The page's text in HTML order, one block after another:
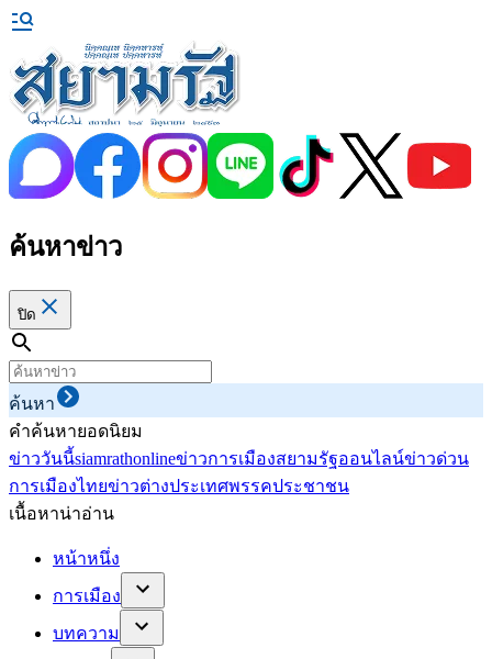
ค้นหาข่าว
ปิด
ค้นหา
คำค้นหายอดนิยม
ข่าววันนี้siamrathonlineข่าวการเมืองสยามรัฐออนไลน์ข่าวด่วน
การเมืองไทยข่าวต่างประเทศพรรคประชาชน
เนื้อหาน่าอ่าน
หน้าหนึ่ง
การเมือง
บทความ